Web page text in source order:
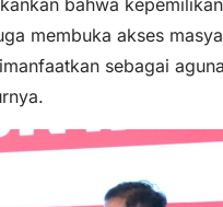
bahwa
membuka akses
sebagai